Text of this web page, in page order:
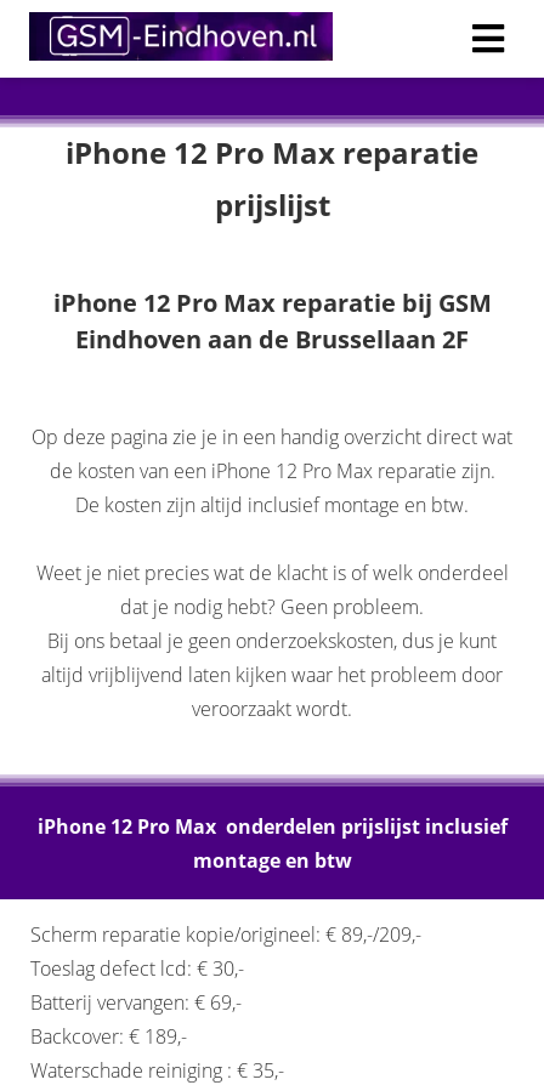
iPhone 12 Pro Max reparatie
prijslijst
iPhone 12 Pro Max reparatie bij GSM
Eindhoven aan de Brussellaan 2F
Op deze pagina zie je in een handig overzicht direct wat
de kosten van een iPhone 12 Pro Max reparatie zijn.
De kosten zijn altijd inclusief montage en btw.
Weet je niet precies wat de klacht is of welk onderdeel
dat je nodig hebt? Geen probleem.
Bij ons betaal je geen onderzoekskosten, dus je kunt
altijd vrijblijvend laten kijken waar het probleem door
veroorzaakt wordt.
iPhone 12 Pro Max onderdelen prijslijst inclusief
montage en btw
Scherm reparatie kopie/origineel: € 89,-/209,-
Toeslag defect lcd: € 30,-
Batterij vervangen: € 69,-
Backcover: € 189,-
Waterschade reiniging : € 35,-